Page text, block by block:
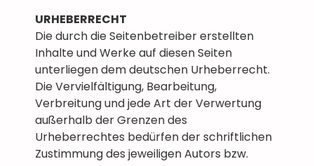
URHEBERRECHT
Die durch die Seitenbetreiber erstellten
Inhalte und Werke auf diesen Seiten
unterliegen dem deutschen Urheberrecht.
Die Vervielfältigung, Bearbeitung,
Verbreitung und jede Art der Verwertung
außerhalb der Grenzen des
Urheberrechtes bedürfen der schriftlichen
Zustimmung des jeweiligen Autors bzw.